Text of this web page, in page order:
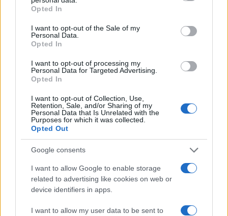
grant or deny consent to Google and its third-party tags to
use your data for below specified purposes in below Google
consent section.
Opted In
I want to opt-out of the Sale of my
Personal Data.
Opted In
I want to opt-out of processing my
Personal Data for Targeted Advertising.
Opted In
I want to opt-out of Collection, Use,
Retention, Sale, and/or Sharing of my
Personal Data that Is Unrelated with the
Purposes for which it was collected.
Opted Out
Google consents
I want to allow Google to enable storage
related to advertising like cookies on web or
device identifiers in apps.
I want to allow my user data to be sent to
Ce facem cu greșelile?
„Un om trebuie să fie destul de mare să-şi recunoască
greşelile și suficient de deştept ca să înveţe din ele.”